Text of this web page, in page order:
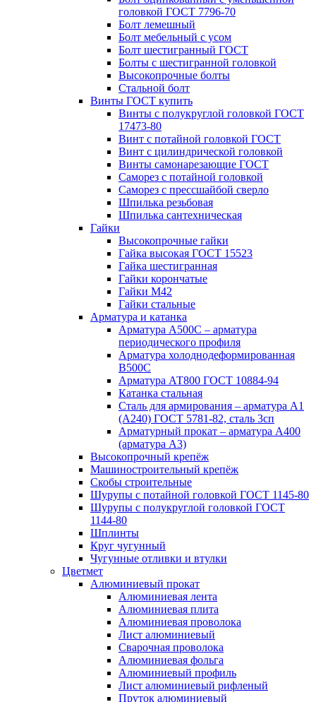
головкой ГОСТ 7796-70
Болт лемешный
Болт мебельный с усом
Болт шестигранный ГОСТ
Болты с шестигранной головкой
Высокопрочные болты
Стальной болт
Винты ГОСТ купить
Винты с полукруглой головкой ГОСТ
17473-80
Винт с потайной головкой ГОСТ
Винт с цилиндрической головкой
Винты самонарезающие ГОСТ
Саморез с потайной головкой
Саморез с прессшайбой сверло
Шпилька резьбовая
Шпилька сантехническая
Гайки
Высокопрочные гайки
Гайка высокая ГОСТ 15523
Гайка шестигранная
Гайки корончатые
Гайки М42
Гайки стальные
Арматура и катанка
Арматура А500С – арматура
периодического профиля
Арматура холоднодеформированная
В500С
Арматура АТ800 ГОСТ 10884-94
Катанка стальная
Сталь для армирования – арматура А1
(А240) ГОСТ 5781-82, сталь 3сп
Арматурный прокат – арматура А400
(арматура А3)
Высокопрочный крепёж
Машиностроительный крепёж
Скобы строительные
Шурупы с потайной головкой ГОСТ 1145-80
Шурупы с полукруглой головкой ГОСТ
1144-80
Шплинты
Круг чугунный
Чугунные отливки и втулки
Цветмет
Алюминиевый прокат
Алюминиевая лента
Алюминиевая плита
Алюминиевая проволока
Лист алюминиевый
Сварочная проволока
Алюминиевая фольга
Алюминиевый профиль
Лист алюминиевый рифленый
Пруток алюминиевый